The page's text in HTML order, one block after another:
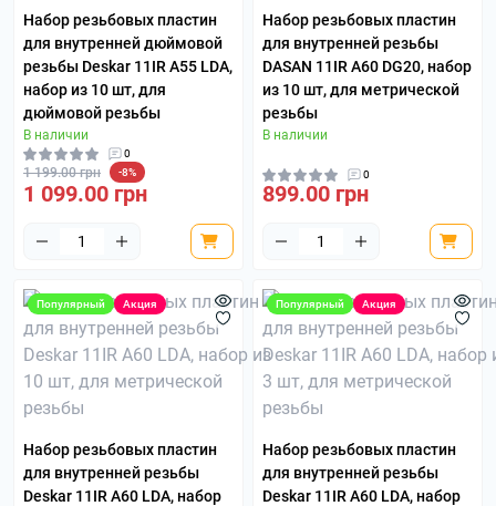
Набор резьбовых пластин
для внутренней дюймовой
резьбы Deskar 11IR A55 LDA,
набор из 10 шт, для
дюймовой резьбы
В наличии
0
1 199.00 грн -8%
1 099.00 грн
Набор резьбовых пластин
для внутренней резьбы
DASAN 11IR A60 DG20, набор
из 10 шт, для метрической
резьбы
В наличии
0
899.00 грн
Популярный Акция
Набор резьбовых пластин
для внутренней резьбы
Deskar 11IR A60 LDA, набор
Популярный Акция
Набор резьбовых пластин
для внутренней резьбы
Deskar 11IR A60 LDA, набор